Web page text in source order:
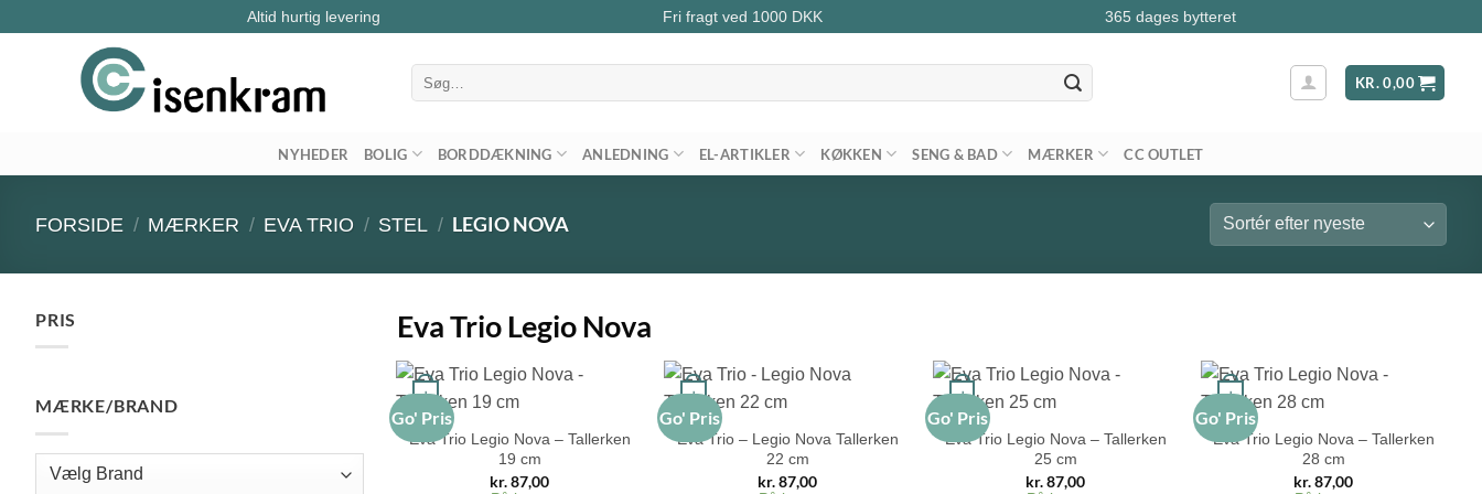
Altid hurtig levering Fri fragt ved 1000DKK 365 dages bytteret
Søg
KR.0,00
NYHEDER BOLIG BORDDÆKNING ANLEDNING EL-ARTIKLER KØKKEN SENG & BAD MÆRKER CC OUTLET
FORSIDE / MÆRKER / EVA TRIO / STEL / LEGIO NOVA
PRIS
MÆRKE/BRAND
Eva Trio Legio Nova
Go' Pris
+
Eva Trio Legio Nova – Tallerken
19 cm
kr.87,00
Go' Pris
+
Eva Trio – Legio Nova Tallerken
22 cm
kr.87,00
Go' Pris
+
Eva Trio Legio Nova – Tallerken
25 cm
kr.87,00
Go' Pris
+
Eva Trio Legio Nova – Tallerken
28 cm
kr.87,00